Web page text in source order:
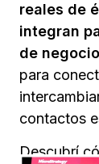
reales de
integran
de negocio
para
contactos
Descubrí